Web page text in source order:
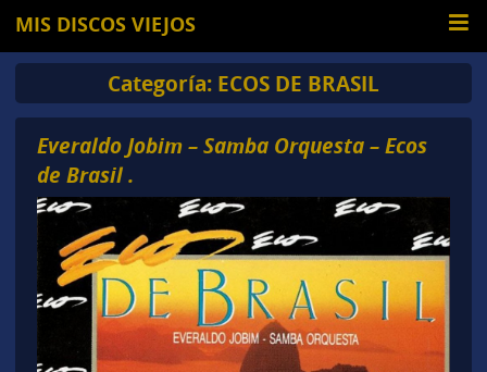
MIS DISCOS VIEJOS
Categoría: ECOS DE BRASIL
Everaldo Jobim – Samba Orquesta – Ecos
de Brasil .